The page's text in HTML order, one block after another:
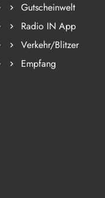
Gutscheinwelt
Radio IN App
Verkehr/Blitzer
Empfang